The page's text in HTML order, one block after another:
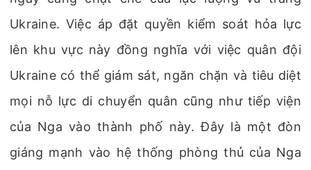
Ukraine. Việc áp đặt quyền kiểm soát hỏa lực
lên khu vực này đồng nghĩa với việc quân đội
Ukraine có thể giám sát, ngăn chặn và tiêu diệt
mọi nỗ lực di chuyển quân cũng như tiếp viện
của Nga vào thành phố này. Đây là một đòn
giáng mạnh vào hệ thống phòng thủ của Nga